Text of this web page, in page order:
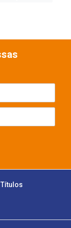
Títulos